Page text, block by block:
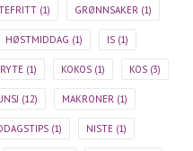
(1) GRØNNSAKER (1)
HØSTMIDDAG (1) IS (1)
(1) KOKOS (1) KOS (3)
(12) MAKRONER (1)
(1) NISTE (1)